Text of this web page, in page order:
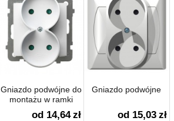
Gniazdo podwójne do
montażu w ramki
od 14,64 zł
Gniazdo podwójne
od 15,03 zł